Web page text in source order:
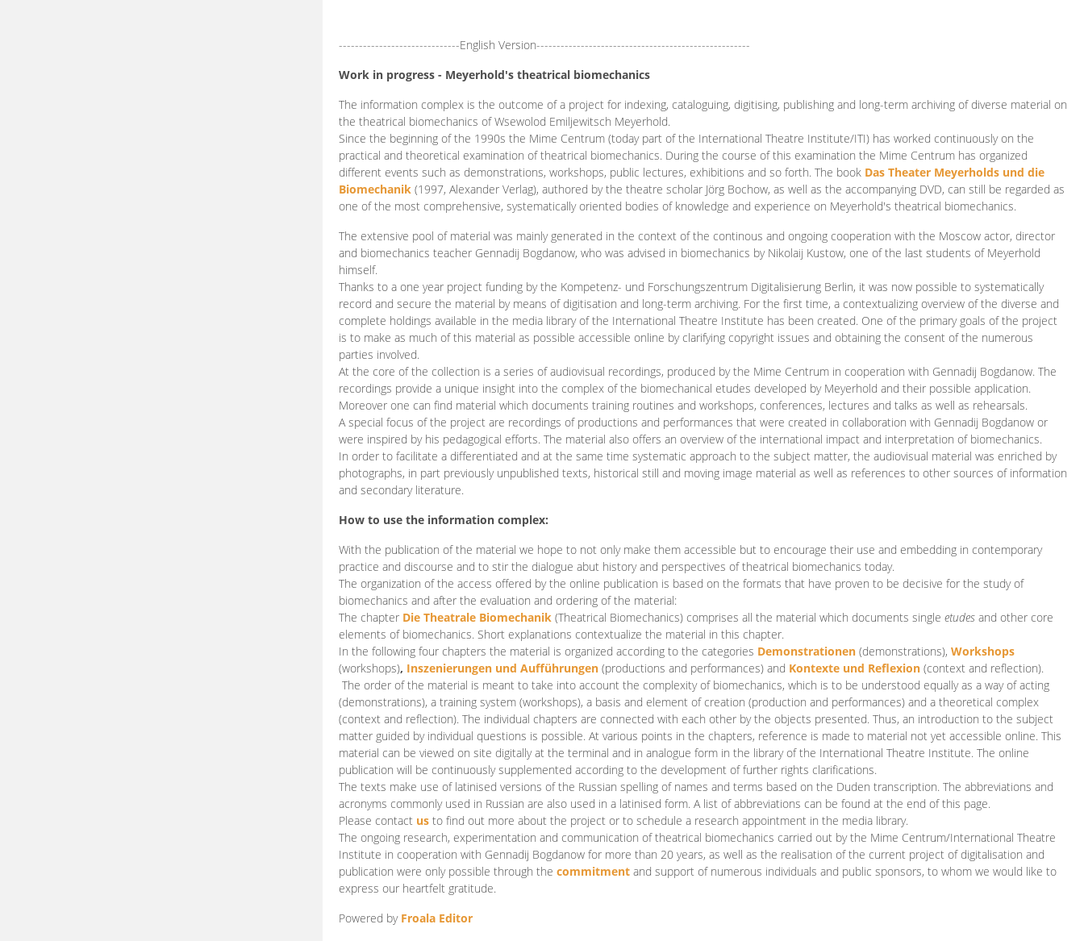
------------------------------English Version-----------------------------------------------------
Work in progress - Meyerhold's theatrical biomechanics
The information complex is the outcome of a project for indexing, cataloguing, digitising, publishing and long-term archiving of diverse material on
the theatrical biomechanics of Wsewolod Emiljewitsch Meyerhold.
Since the beginning of the 1990s the Mime Centrum (today part of the International Theatre Institute/ITI) has worked continuously on the
practical and theoretical examination of theatrical biomechanics. During the course of this examination the Mime Centrum has organized
different events such as demonstrations, workshops, public lectures, exhibitions and so forth. The book Das Theater Meyerholds und die
Biomechanik (1997, Alexander Verlag), authored by the theatre scholar Jörg Bochow, as well as the accompanying DVD, can still be regarded as
one of the most comprehensive, systematically oriented bodies of knowledge and experience on Meyerhold's theatrical biomechanics.
The extensive pool of material was mainly generated in the context of the continous and ongoing cooperation with the Moscow actor, director
and biomechanics teacher Gennadij Bogdanow, who was advised in biomechanics by Nikolaij Kustow, one of the last students of Meyerhold
himself.
Thanks to a one year project funding by the Kompetenz- und Forschungszentrum Digitalisierung Berlin, it was now possible to systematically
record and secure the material by means of digitisation and long-term archiving. For the first time, a contextualizing overview of the diverse and
complete holdings available in the media library of the International Theatre Institute has been created. One of the primary goals of the project
is to make as much of this material as possible accessible online by clarifying copyright issues and obtaining the consent of the numerous
parties involved.
At the core of the collection is a series of audiovisual recordings, produced by the Mime Centrum in cooperation with Gennadij Bogdanow. The
recordings provide a unique insight into the complex of the biomechanical etudes developed by Meyerhold and their possible application.
Moreover one can find material which documents training routines and workshops, conferences, lectures and talks as well as rehearsals.
A special focus of the project are recordings of productions and performances that were created in collaboration with Gennadij Bogdanow or
were inspired by his pedagogical efforts. The material also offers an overview of the international impact and interpretation of biomechanics.
In order to facilitate a differentiated and at the same time systematic approach to the subject matter, the audiovisual material was enriched by
photographs, in part previously unpublished texts, historical still and moving image material as well as references to other sources of information
and secondary literature.
How to use the information complex:
With the publication of the material we hope to not only make them accessible but to encourage their use and embedding in contemporary
practice and discourse and to stir the dialogue abut history and perspectives of theatrical biomechanics today.
The organization of the access offered by the online publication is based on the formats that have proven to be decisive for the study of
biomechanics and after the evaluation and ordering of the material:
The chapter Die Theatrale Biomechanik (Theatrical Biomechanics) comprises all the material which documents single etudes and other core
elements of biomechanics. Short explanations contextualize the material in this chapter.
In the following four chapters the material is organized according to the categories Demonstrationen (demonstrations), Workshops
(workshops), Inszenierungen und Aufführungen (productions and performances) and Kontexte und Reflexion (context and reflection).
The order of the material is meant to take into account the complexity of biomechanics, which is to be understood equally as a way of acting
(demonstrations), a training system (workshops), a basis and element of creation (production and performances) and a theoretical complex
(context and reflection). The individual chapters are connected with each other by the objects presented. Thus, an introduction to the subject
matter guided by individual questions is possible. At various points in the chapters, reference is made to material not yet accessible online. This
material can be viewed on site digitally at the terminal and in analogue form in the library of the International Theatre Institute. The online
publication will be continuously supplemented according to the development of further rights clarifications.
The texts make use of latinised versions of the Russian spelling of names and terms based on the Duden transcription. The abbreviations and
acronyms commonly used in Russian are also used in a latinised form. A list of abbreviations can be found at the end of this page.
Please contact us to find out more about the project or to schedule a research appointment in the media library.
The ongoing research, experimentation and communication of theatrical biomechanics carried out by the Mime Centrum/International Theatre
Institute in cooperation with Gennadij Bogdanow for more than 20 years, as well as the realisation of the current project of digitalisation and
publication were only possible through the commitment and support of numerous individuals and public sponsors, to whom we would like to
express our heartfelt gratitude.
Powered by Froala Editor